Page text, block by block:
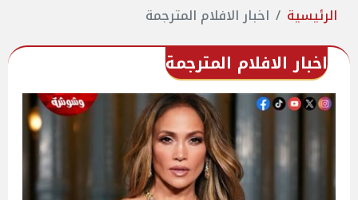
الرئيسية اخبار الافلام المترجمة
اخبار الافلام المترجمة